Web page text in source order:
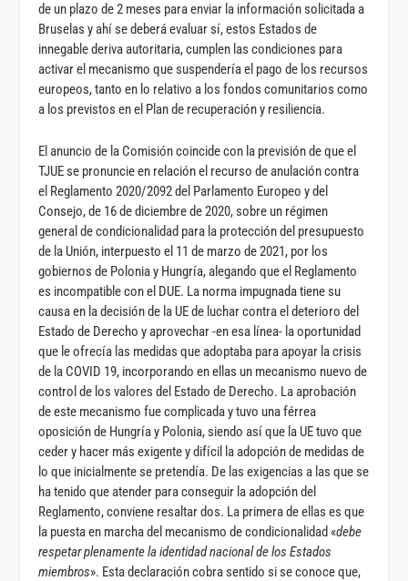
de un plazo de 2 meses para enviar la información solicitada a
Bruselas y ahí se deberá evaluar sí, estos Estados de
innegable deriva autoritaria, cumplen las condiciones para
activar el mecanismo que suspendería el pago de los recursos
europeos, tanto en lo relativo a los fondos comunitarios como
a los previstos en el Plan de recuperación y resiliencia.
El anuncio de la Comisión coincide con la previsión de que el
TJUE se pronuncie en relación el recurso de anulación contra
el Reglamento 2020/2092 del Parlamento Europeo y del
Consejo, de 16 de diciembre de 2020, sobre un régimen
general de condicionalidad para la protección del presupuesto
de la Unión, interpuesto el 11 de marzo de 2021, por los
gobiernos de Polonia y Hungría, alegando que el Reglamento
es incompatible con el DUE. La norma impugnada tiene su
causa en la decisión de la UE de luchar contra el deterioro del
Estado de Derecho y aprovechar -en esa línea- la oportunidad
que le ofrecía las medidas que adoptaba para apoyar la crisis
de la COVID 19, incorporando en ellas un mecanismo nuevo de
control de los valores del Estado de Derecho. La aprobación
de este mecanismo fue complicada y tuvo una férrea
oposición de Hungría y Polonia, siendo así que la UE tuvo que
ceder y hacer más exigente y difícil la adopción de medidas de
lo que inicialmente se pretendía. De las exigencias a las que se
ha tenido que atender para conseguir la adopción del
Reglamento, conviene resaltar dos. La primera de ellas es que
la puesta en marcha del mecanismo de condicionalidad «debe
respetar plenamente la identidad nacional de los Estados
miembros». Esta declaración cobra sentido si se conoce que,